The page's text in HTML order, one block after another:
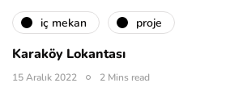
i̇ç mekan proje
Karaköy Lokantası
15 Aralık 2022 2 Mins read